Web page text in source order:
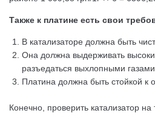
Также к платине есть свои
В катализаторе должна быть
Она должна выдерживать
разъедаться выхлопными газами.
Платина должна быть стойкой к
Конечно, проверить катализатор на